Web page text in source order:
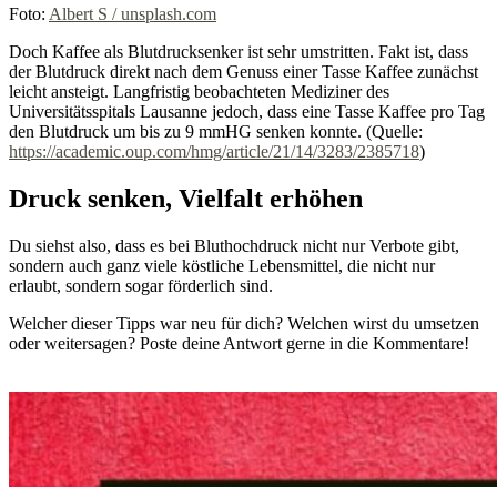
Foto: Albert S / unsplash.com
Doch Kaffee als Blutdrucksenker ist sehr umstritten. Fakt ist, dass
der Blutdruck direkt nach dem Genuss einer Tasse Kaffee zunächst
leicht ansteigt. Langfristig beobachteten Mediziner des
Universitätsspitals Lausanne jedoch, dass eine Tasse Kaffee pro Tag
den Blutdruck um bis zu 9 mmHG senken konnte. (Quelle:
https://academic.oup.com/hmg/article/21/14/3283/2385718)
Druck senken, Vielfalt erhöhen
Du siehst also, dass es bei Bluthochdruck nicht nur Verbote gibt,
sondern auch ganz viele köstliche Lebensmittel, die nicht nur
erlaubt, sondern sogar förderlich sind.
Welcher dieser Tipps war neu für dich? Welchen wirst du umsetzen
oder weitersagen? Poste deine Antwort gerne in die Kommentare!